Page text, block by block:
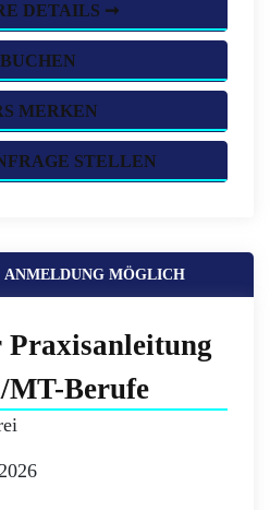
DETAILS ➞
BUCHEN
MERKEN
STELLEN
ANMELDUNG MÖGLICH
Praxisanleitung
Berufe